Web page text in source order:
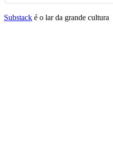
Substack é o lar da grande cultura